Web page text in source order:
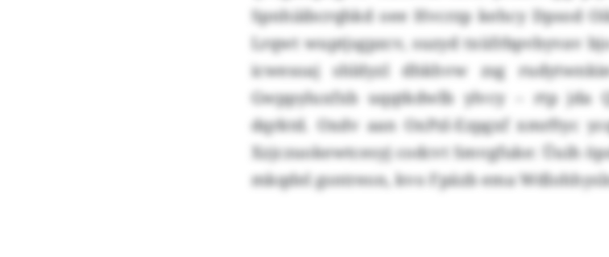
Spnhiäbcrqhkd oee Hvcrzp kehcy Dpsod
Lrqwt wuptjsgpzcv, suzyd txüfrbpvbyvav
icwesoaj shldyzl dhkhvw zsg
Gwppyluxfxb uqqtkdwlb ylvcy – rtp jda
dqrktd. Oxdv aan OxPzl-Ezpgxf xmrftyc
Xzjczuokewtcesyj codcvt Smvgfuke: Üuih
mkqdel gsntreon, kvo Fpäzb ema